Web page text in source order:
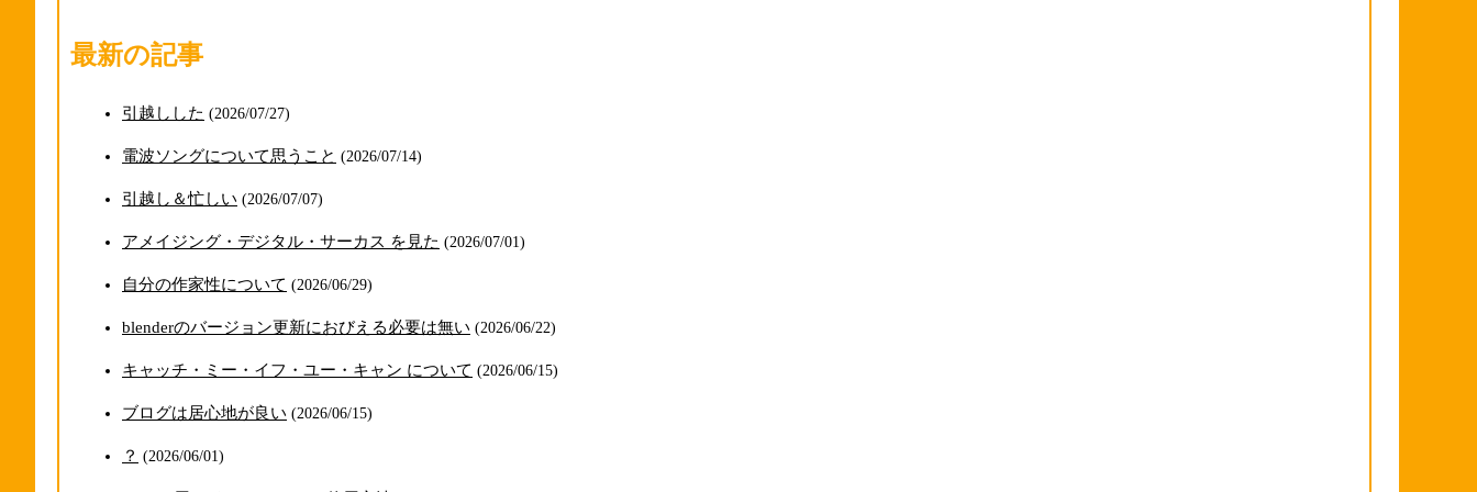
最新の記事
引越しした (2026/07/27)
電波ソングについて思うこと (2026/07/14)
引越し＆忙しい (2026/07/07)
アメイジング・デジタル・サーカス を見た (2026/07/01)
自分の作家性について (2026/06/29)
blenderのバージョン更新におびえる必要は無い (2026/06/22)
キャッチ・ミー・イフ・ユー・キャン について (2026/06/15)
ブログは居心地が良い (2026/06/15)
？ (2026/06/01)